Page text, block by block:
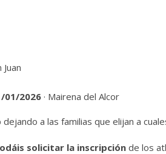
Juan
01/2026 · Mairena del Alcor
a las familias que elijan a
solicitar la inscripción de los